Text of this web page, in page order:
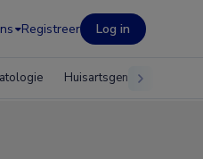
Registreer Log in
Huisartsgeneeskunde